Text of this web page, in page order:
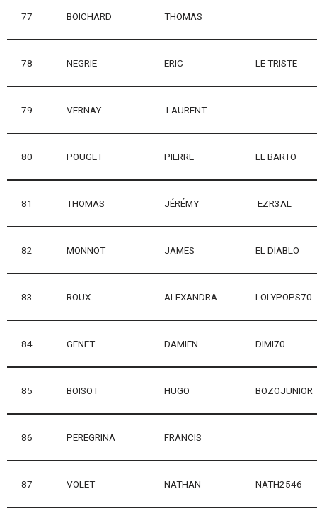
77 BOICHARD THOMAS
78 NEGRIE ERIC LE TRISTE
79 VERNAY LAURENT
80 POUGET PIERRE EL BARTO
81 THOMAS JÉRÉMY EZR3AL
82 MONNOT JAMES EL DIABLO
83 ROUX ALEXANDRA LOLYPOPS70
84 GENET DAMIEN DIMI70
85 BOISOT HUGO BOZOJUNIOR
86 PEREGRINA FRANCIS
87 VOLET NATHAN NATH2546